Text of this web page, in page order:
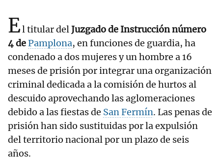
El titular delJuzgado de Instrucción número
4 dePamplona, en funciones de guardia, ha
condenado a dos mujeres y un hombre a 16
meses de prisión por integrar una organización
criminal dedicada a la comisión de hurtos al
descuido aprovechando las aglomeraciones
debido a las fiestas de San Fermín. Las penas de
prisión han sido sustituidas por la expulsión
del territorio nacional por un plazo de seis
años.